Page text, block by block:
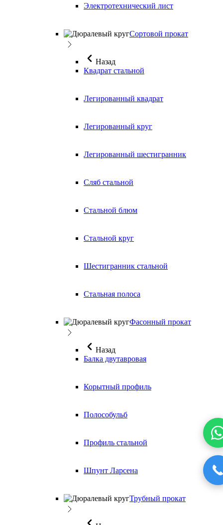
Электротехнический лист
Сортовой прокат
Назад
Квадрат стальной
Легированный квадрат
Легированный круг
Легированный шестигранник
Сляб стальной
Стальной блюм
Стальной круг
Шестигранник стальной
Стальная полоса
Фасонный прокат
Назад
Балка двутавровая
Корытный профиль
Полособульб
Профиль стальной
Шпунт Ларсена
Трубный прокат